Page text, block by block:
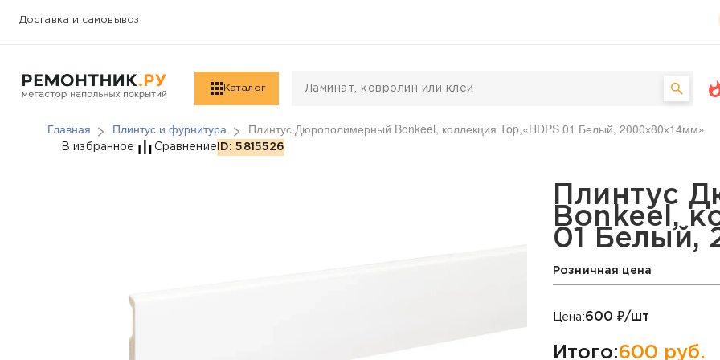
Доставка и самовывоз
Каталог
Главная Плинтус и фурнитура Плинтус Дюрополимерный Bonkeel, коллекция Top,«HDPS 01 Белый, 2000х80х14мм»
Плинтус Дюрополимерный Bonkeel,
В избранное Сравнение ID: 5815526
Плинтус
Bonkeel,
01 Белый,
Розничная цена
Цена:600 ₽/шт
Итого:600 руб.